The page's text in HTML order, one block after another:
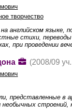
творчество
на английском
стихи,
при проведении
(2008/09
представленные в
необычных